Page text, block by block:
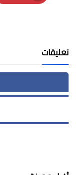
Pinterest
تعليقات